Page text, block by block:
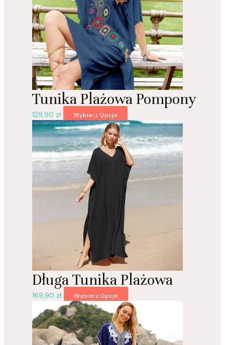
Tunika Plażowa Pompony
129,90 zł Wybierz Opcje
Długa Tunika Plażowa
169,90 zł Wybierz Opcje